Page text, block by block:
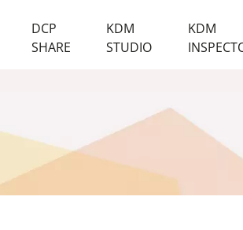
DCP
SHARE
KDM
STUDIO
KDM